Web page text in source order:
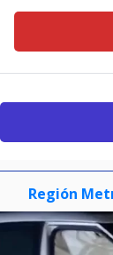
Región